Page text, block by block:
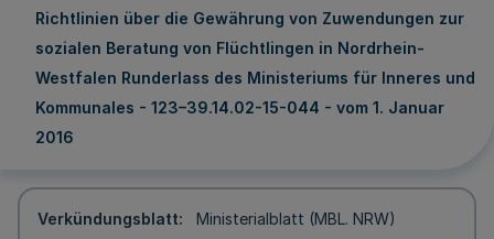
Richtlinien über die Gewährung von Zuwendungen zur
sozialen Beratung von Flüchtlingen in Nordrhein-
Westfalen Runderlass des Ministeriums für Inneres und
Kommunales - 123–39.14.02-15-044 - vom 1. Januar
2016
Verkündungsblatt
Ministerialblatt (MBL. NRW)